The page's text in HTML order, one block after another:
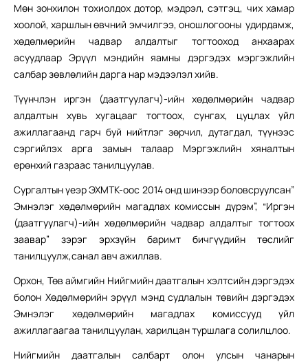
Мөн зонхилон тохиолдох дотор, мэдрэл, сэтгэц, чих хамар
хоолой, харшлын өвчний эмчилгээ, оношлогооны удирдамж,
хөдөлмөрийн чадвар алдалтыг тогтооход анхаарах
асуудлаар Эрүүл мэндийн яамны дэргэдэх мэргэжлийн
салбар зөвлөлийн дарга нар мэдээлэл хийв.
Түүнчлэн иргэн (даатгуулагч)-ийн хөдөлмөрийн чадвар
алдалтын хувь хугацааг тогтоох, сунгах, цуцлах үйл
ажиллагаанд гарч буй нийтлэг зөрчил, дутагдал, түүнээс
сэргийлэх арга замын талаар Мэргэжлийн хяналтын
ерөнхий газраас танилцуулав.
Сургалтын үеэр ЭХМТК-оос 2014 онд шинээр боловсруулсан”
Эмнэлэг хөдөлмөрийн магадлах комиссын дүрэм”, “Иргэн
(даатгуулагч)-ийн хөдөлмөрийн чадвар алдалтыг тогтоох
заавар” зэрэг эрхзүйн баримт бичгүүдийн төслийг
танилцуулж,санал авч ажиллав.
Орхон, Төв аймгийн Нийгмийн даатгалын хэлтсийн дэргэдэх
болон Хөдөлмөрийн эрүүл мэнд судлалын төвийн дэргэдэх
Эмнэлэг хөдөлмөрийн магадлах комиссууд үйл
ажиллагаагаа танилцуулан, харилцан туршлага солилцлоо.
Нийгмийн даатгалын салбарт олон улсын чанарын